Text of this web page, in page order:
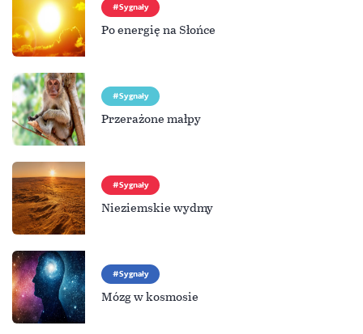
Sygnały
Po energię na Słońce
Sygnały
Przerażone małpy
Sygnały
Nieziemskie wydmy
Sygnały
Mózg w kosmosie